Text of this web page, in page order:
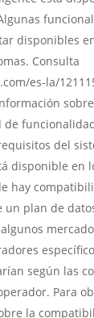
disponibles
Consulta
es-la/
del
disponible en
hay
un plan de
según las
Para
la